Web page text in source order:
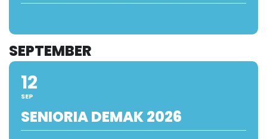
SEPTEMBER
12
SEP
SENIORIA DEMAK 2026